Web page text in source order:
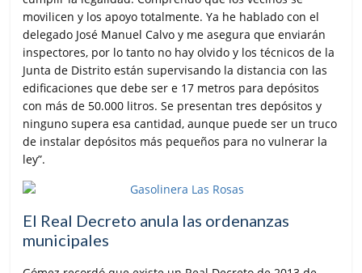
movilicen y los apoyo totalmente. Ya he hablado con el
delegado José Manuel Calvo y me asegura que enviarán
inspectores, por lo tanto no hay olvido y los técnicos de la
Junta de Distrito están supervisando la distancia con las
edificaciones que debe ser e 17 metros para depósitos
con más de 50.000 litros. Se presentan tres depósitos y
ninguno supera esa cantidad, aunque puede ser un truco
de instalar depósitos más pequeños para no vulnerar la
ley”.
El Real Decreto anula las ordenanzas
municipales